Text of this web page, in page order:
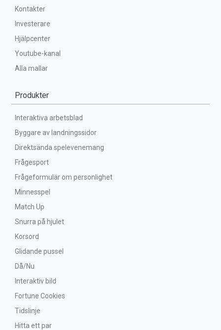
Kontakter
Investerare
Hjälpcenter
Youtube-kanal
Alla mallar
Produkter
Interaktiva arbetsblad
Byggare av landningssidor
Direktsända spelevenemang
Frågesport
Frågeformulär om personlighet
Minnesspel
Match Up
Snurra på hjulet
Korsord
Glidande pussel
Då/Nu
Interaktiv bild
Fortune Cookies
Tidslinje
Hitta ett par